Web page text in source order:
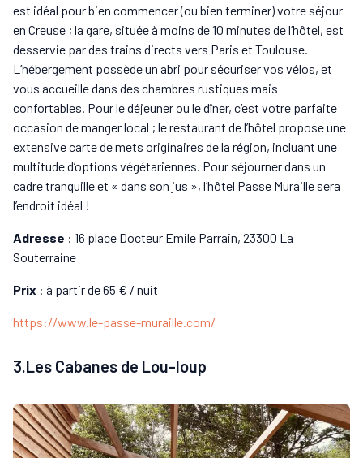
est idéal pour bien commencer (ou bien terminer) votre séjour
en Creuse ; la gare, située à moins de 10 minutes de l’hôtel, est
desservie par des trains directs vers Paris et Toulouse.
L’hébergement possède un abri pour sécuriser vos vélos, et
vous accueille dans des chambres rustiques mais
confortables. Pour le déjeuner ou le dîner, c’est votre parfaite
occasion de manger local ; le restaurant de l’hôtel propose une
extensive carte de mets originaires de la région, incluant une
multitude d’options végétariennes. Pour séjourner dans un
cadre tranquille et « dans son jus », l’hôtel Passe Muraille sera
l’endroit idéal !
Adresse : 16 place Docteur Emile Parrain, 23300 La
Souterraine
Prix : à partir de 65 € / nuit
https://www.le-passe-muraille.com/
3.Les Cabanes de Lou-loup